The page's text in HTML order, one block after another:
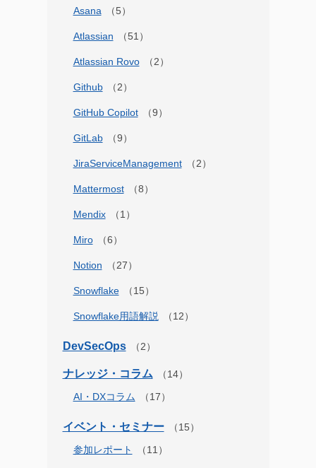
Asana
Atlassian
Atlassian Rovo
Github
GitHub Copilot
GitLab
JiraServiceManagement
Mattermost
Mendix
Miro
Notion
Snowflake
Snowflake用語解説
DevSecOps
ナレッジ・コラム
AI・DXコラム
イベント・セミナー
参加レポート